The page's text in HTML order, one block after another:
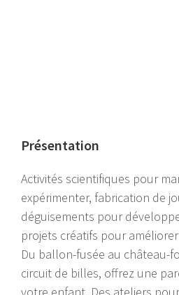
Présentation
Activités scientifiques pour
expérimenter, fabrication de
déguisements pour
projets créatifs pour
Du ballon-fusée au château-
circuit de billes, offrez une
votre enfant. Des ateliers